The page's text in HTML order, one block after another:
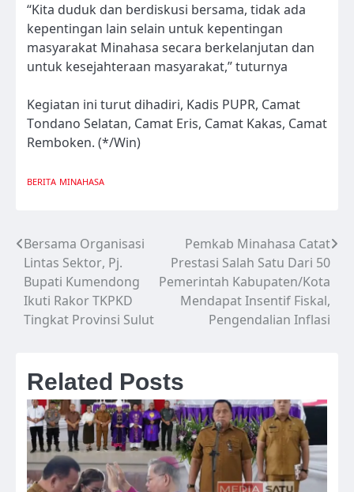
“Kita duduk dan berdiskusi bersama, tidak ada
kepentingan lain selain untuk kepentingan
masyarakat Minahasa secara berkelanjutan dan
untuk kesejahteraan masyarakat,” tuturnya
Kegiatan ini turut dihadiri, Kadis PUPR, Camat
Tondano Selatan, Camat Eris, Camat Kakas, Camat
Remboken. (*/Win)
BERITA MINAHASA
Navigasi
pos
Bersama Organisasi
Lintas Sektor, Pj.
Bupati Kumendong
Ikuti Rakor TKPKD
Tingkat Provinsi Sulut
Pemkab Minahasa Catat
Prestasi Salah Satu Dari 50
Pemerintah Kabupaten/Kota
Mendapat Insentif Fiskal,
Pengendalian Inflasi
Related Posts